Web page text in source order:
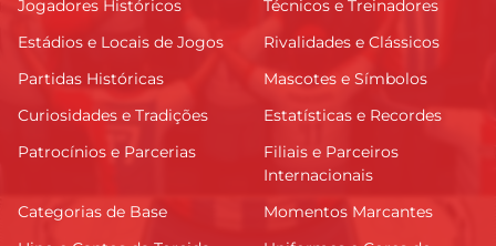
Jogadores Históricos
Técnicos e Treinadores
Estádios e Locais de Jogos
Rivalidades e Clássicos
Partidas Históricas
Mascotes e Símbolos
Curiosidades e Tradições
Estatísticas e Recordes
Patrocínios e Parcerias
Filiais e Parceiros
Internacionais
Categorias de Base
Momentos Marcantes